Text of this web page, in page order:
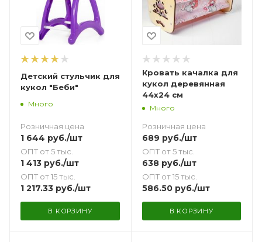
Детский стульчик для
кукол "Беби"
Много
Розничная цена
1 644 руб./шт
ОПТ от 5 тыс.
1 413 руб./шт
ОПТ от 15 тыс.
1 217.33 руб./шт
В КОРЗИНУ
Кровать качалка для
кукол деревянная
44х24 см
Много
Розничная цена
689 руб./шт
ОПТ от 5 тыс.
638руб./шт
ОПТ от 15 тыс.
586.50руб./шт
В КОРЗИНУ